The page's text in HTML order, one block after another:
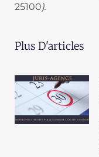
25100).
Plus D'articles